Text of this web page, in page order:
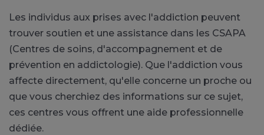
Les individus aux prises avec l'addiction peuvent
trouver soutien et une assistance dans les CSAPA
(Centres de soins, d'accompagnement et de
prévention en addictologie). Que l'addiction vous
affecte directement, qu'elle concerne un proche ou
que vous cherchiez des informations sur ce sujet,
ces centres vous offrent une aide professionnelle
dédiée.